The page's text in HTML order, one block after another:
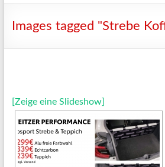
Images tagged "Strebe
[Zeige eine Slideshow]